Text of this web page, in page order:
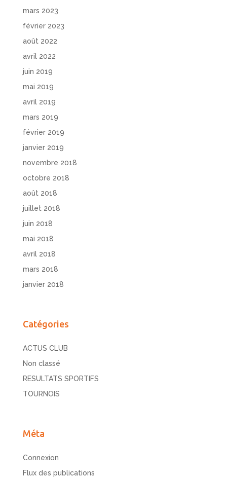
mars 2023
février 2023
août 2022
avril 2022
juin 2019
mai 2019
avril 2019
mars 2019
février 2019
janvier 2019
novembre 2018
octobre 2018
août 2018
juillet 2018
juin 2018
mai 2018
avril 2018
mars 2018
janvier 2018
Catégories
ACTUS CLUB
Non classé
RESULTATS SPORTIFS
TOURNOIS
Méta
Connexion
Flux des publications